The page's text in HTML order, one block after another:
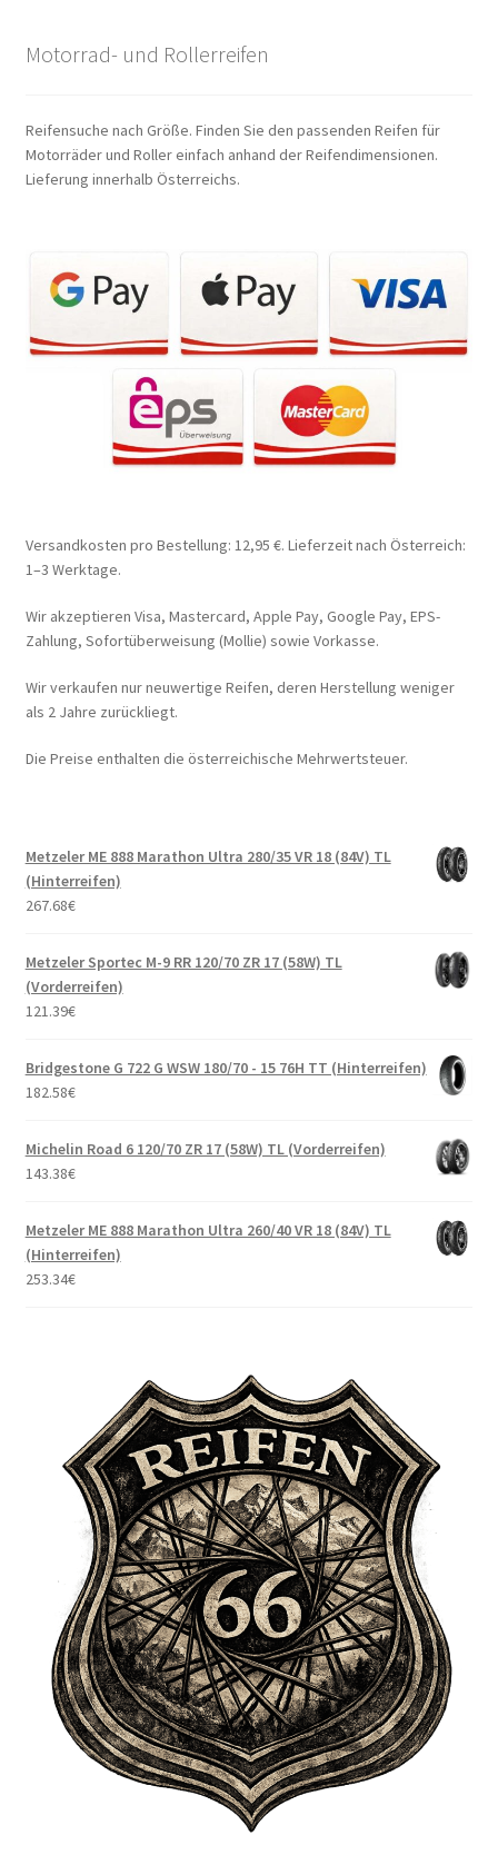
Motorrad- und Rollerreifen
Reifensuche nach Größe. Finden Sie den passenden Reifen für
Motorräder und Roller einfach anhand der Reifendimensionen.
Lieferung innerhalb Österreichs.
Versandkosten pro Bestellung: 12,95 €. Lieferzeit nach Österreich:
1–3 Werktage.
Wir akzeptieren Visa, Mastercard, Apple Pay, Google Pay, EPS-
Zahlung, Sofortüberweisung (Mollie) sowie Vorkasse.
Wir verkaufen nur neuwertige Reifen, deren Herstellung weniger
als 2 Jahre zurückliegt.
Die Preise enthalten die österreichische Mehrwertsteuer.
Metzeler ME 888 Marathon Ultra 280/35 VR 18 (84V) TL
(Hinterreifen)
267.68€
Metzeler Sportec M-9 RR 120/70 ZR 17 (58W) TL
(Vorderreifen)
121.39€
Bridgestone G 722 G WSW 180/70 - 15 76H TT (Hinterreifen)
182.58€
Michelin Road 6 120/70 ZR 17 (58W) TL (Vorderreifen)
143.38€
Metzeler ME 888 Marathon Ultra 260/40 VR 18 (84V) TL
(Hinterreifen)
253.34€